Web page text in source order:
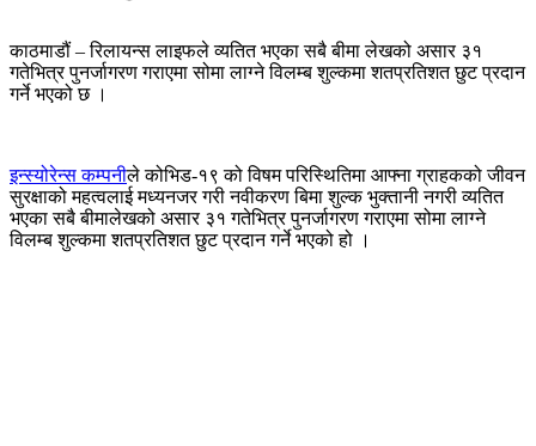
काठमाडौं – रिलायन्स लाइफले व्यतित भएका सबै बीमा लेखको असार ३१
गतेभित्र पुनर्जागरण गराएमा सोमा लाग्ने विलम्ब शुल्कमा शतप्रतिशत छुट प्रदान
गर्ने भएको छ ।
इन्स्योरेन्स कम्पनीले कोभिड-१९ को विषम परिस्थितिमा आफ्ना ग्राहकको जीवन
सुरक्षाको महत्वलाई मध्यनजर गरी नवीकरण बिमा शुल्क भुक्तानी नगरी व्यतित
भएका सबै बीमालेखको असार ३१ गतेभित्र पुनर्जागरण गराएमा सोमा लाग्ने
विलम्ब शुल्कमा शतप्रतिशत छुट प्रदान गर्ने भएको हो ।